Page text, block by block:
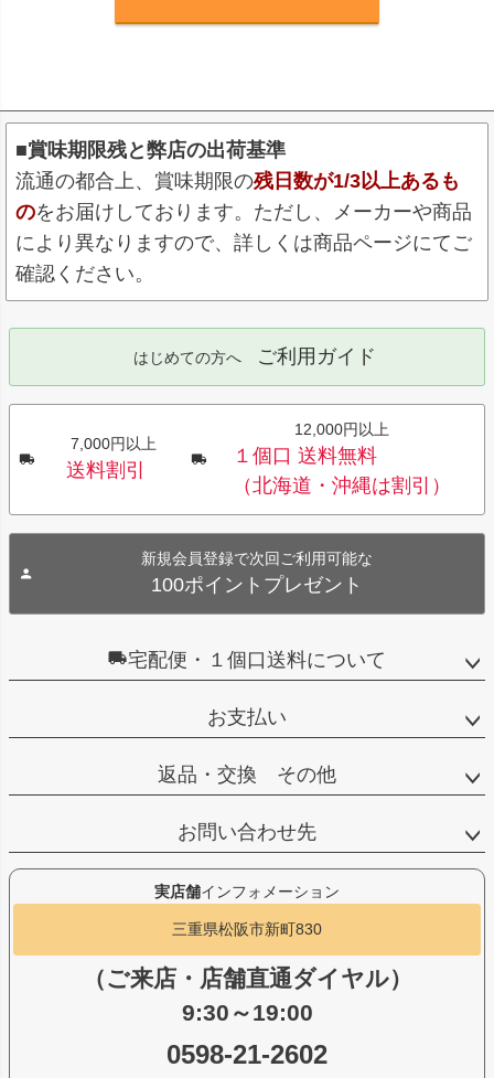
■賞味期限残と弊店の出荷基準
流通の都合上、賞味期限の残日数が1/3以上あるも
のをお届けしております。ただし、メーカーや商品
により異なりますので、詳しくは商品ページにてご
確認ください。
はじめての方へ ご利用ガイド
7,000円以上
送料割引
12,000円以上
１個口 送料無料
（北海道・沖縄は割引）
新規会員登録で次回ご利用可能な
100ポイントプレゼント
宅配便・１個口送料について
お支払い
返品・交換 その他
お問い合わせ先
実店舗インフォメーション
三重県松阪市新町830
（ご来店・店舗直通ダイヤル）
9:30～19:00
0598-21-2602